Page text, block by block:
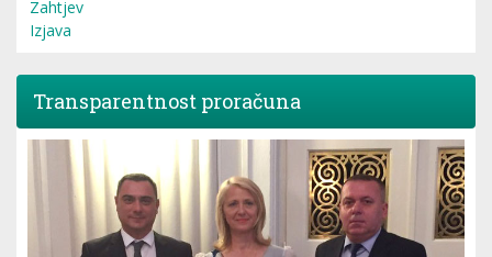
Zahtjev
Izjava
Transparentnost proračuna